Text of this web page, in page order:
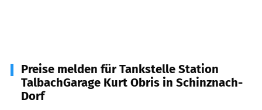
Preise melden für Tankstelle Station
TalbachGarage Kurt Obris in Schinznach-
Dorf